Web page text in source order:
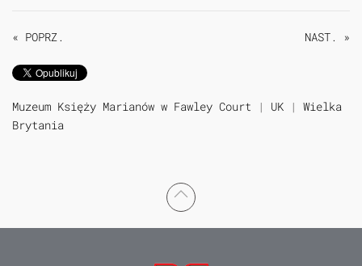
« POPRZ. NAST. »
Muzeum Księży Marianów w Fawley Court | UK | Wielka
Brytania